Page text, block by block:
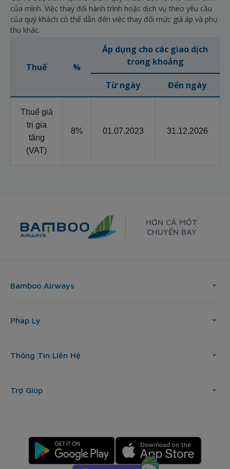
của mình. Việc thay đổi hành trình hoặc dịch vụ theo yêu cầu
của quý khách có thể dẫn đến việc thay đổi mức giá áp và phụ
thu khác.
Thuế %
Áp dụng cho các giao dịch
trong khoảng
Từ ngày Đến ngày
Thuế giá
trị gia
tăng
(VAT)
8% 01.07.2023 31.12.2026
HƠN CẢ MỘT
CHUYẾN BAY
Bamboo Airways
Pháp Lý
Thông Tin Liên Hệ
Trợ Giúp